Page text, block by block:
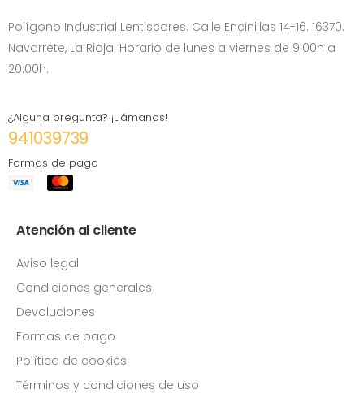
Polígono Industrial Lentiscares. Calle Encinillas 14-16. 16370.
Navarrete, La Rioja. Horario de lunes a viernes de 9:00h a
20:00h.
¿Alguna pregunta? ¡Llámanos!
941039739
Formas de pago
Atención al cliente
Aviso legal
Condiciones generales
Devoluciones
Formas de pago
Política de cookies
Términos y condiciones de uso